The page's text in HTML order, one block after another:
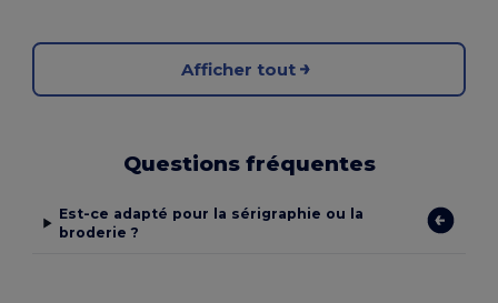
Afficher tout
Questions fréquentes
Est-ce adapté pour la sérigraphie ou la
broderie ?